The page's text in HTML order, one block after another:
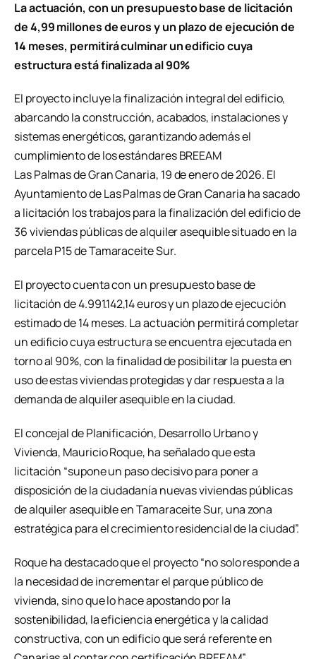
La actuación, con un presupuesto base de licitación
de 4,99 millones de euros y un plazo de ejecución de
14 meses, permitirá culminar un edificio cuya
estructura está finalizada al 90%
El proyecto incluye la finalización integral del edificio,
abarcando la construcción, acabados, instalaciones y
sistemas energéticos, garantizando además el
cumplimiento de los estándares BREEAM
Las Palmas de Gran Canaria, 19 de enero de 2026. El
Ayuntamiento de Las Palmas de Gran Canaria ha sacado
a licitación los trabajos para la finalización del edificio de
36 viviendas públicas de alquiler asequible situado en la
parcela P15 de Tamaraceite Sur.
El proyecto cuenta con un presupuesto base de
licitación de 4.991.142,14 euros y un plazo de ejecución
estimado de 14 meses. La actuación permitirá completar
un edificio cuya estructura se encuentra ejecutada en
torno al 90%, con la finalidad de posibilitar la puesta en
uso de estas viviendas protegidas y dar respuesta a la
demanda de alquiler asequible en la ciudad.
El concejal de Planificación, Desarrollo Urbano y
Vivienda, Mauricio Roque, ha señalado que esta
licitación “supone un paso decisivo para poner a
disposición de la ciudadanía nuevas viviendas públicas
de alquiler asequible en Tamaraceite Sur, una zona
estratégica para el crecimiento residencial de la ciudad”.
Roque ha destacado que el proyecto “no solo responde a
la necesidad de incrementar el parque público de
vivienda, sino que lo hace apostando por la
sostenibilidad, la eficiencia energética y la calidad
constructiva, con un edificio que será referente en